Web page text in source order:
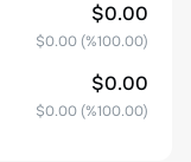
$0.00
$0.00 (%100.00)
$0.00
$0.00 (%100.00)